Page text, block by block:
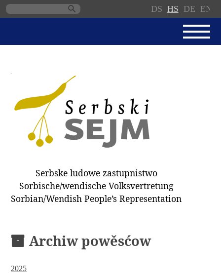
DS HS DE EN
SERBSKI SEJM
JEDNANSKI PORJAD
PROTOKOLE / WOBZAMKNJENJA
DARY
ZAPÓSŁANCY
WUBĚRKI
Serbske ludowe zastupnistwo
Sorbische/wendische Volksvertretung
Sorbian/Wendish People’s Representation
Archiw powěsćow
2025